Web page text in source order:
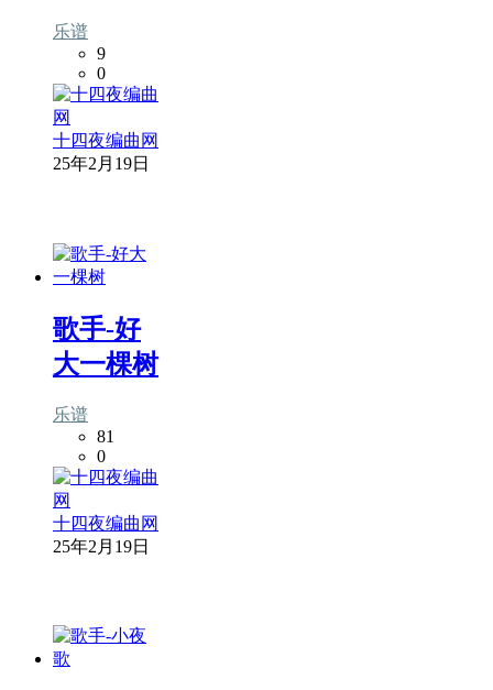
乐谱
9
0
十四夜编曲网
25年2月19日
歌手-好
大一棵树
乐谱
81
0
十四夜编曲网
25年2月19日